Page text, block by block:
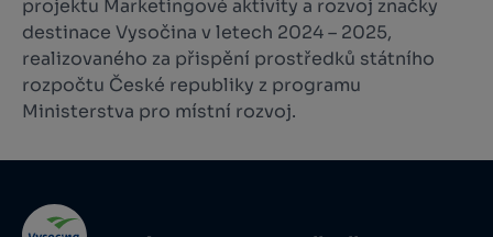
projektu Marketingové aktivity a rozvoj značky
destinace Vysočina v letech 2024 – 2025,
realizovaného za přispění prostředků státního
rozpočtu České republiky z programu
Ministerstva pro místní rozvoj.